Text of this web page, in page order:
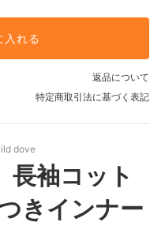
入れる
返品について
特定商取引法に基づく表記
dove
袖コット
きインナー